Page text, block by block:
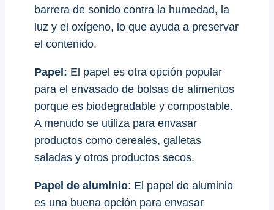
barrera de sonido contra la humedad, la
luz y el oxígeno, lo que ayuda a preservar
el contenido.
Papel: El papel es otra opción popular
para el envasado de bolsas de alimentos
porque es biodegradable y compostable.
A menudo se utiliza para envasar
productos como cereales, galletas
saladas y otros productos secos.
Papel de aluminio: El papel de aluminio
es una buena opción para envasar